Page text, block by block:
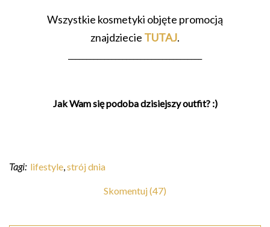
Wszystkie kosmetyki objęte promocją
znajdziecie TUTAJ.
Jak Wam się podoba dzisiejszy outfit? :)
Tagi: lifestyle,strój dnia
Skomentuj (47)